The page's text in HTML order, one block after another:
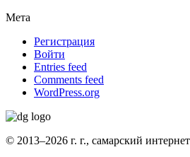
Мета
Регистрация
Войти
Entries feed
Comments feed
WordPress.org
© 2013–2026 г. г., самарский